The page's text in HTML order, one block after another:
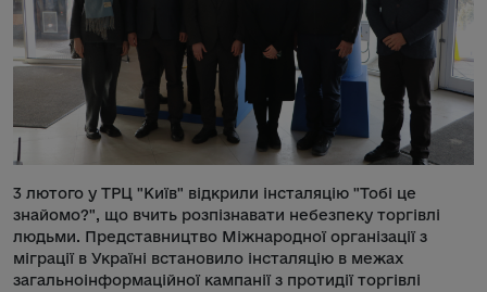
3 лютого у ТРЦ "Київ" відкрили інсталяцію "Тобі це
знайомо?", що вчить розпізнавати небезпеку торгівлі
людьми. Представництво Міжнародної організації з
міграції в Україні встановило інсталяцію в межах
загальноінформаційної кампанії з протидії торгівлі